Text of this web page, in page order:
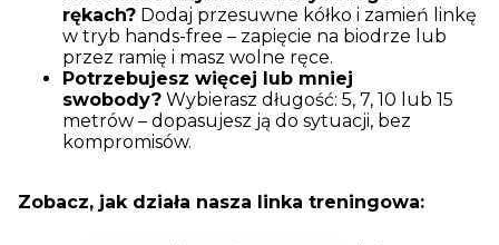
rękach? Dodaj przesuwne kółko i zamień linkę
w tryb hands-free – zapięcie na biodrze lub
przez ramię i masz wolne ręce.
Potrzebujesz więcej lub mniej
swobody? Wybierasz długość: 5, 7, 10 lub 15
metrów – dopasujesz ją do sytuacji, bez
kompromisów.
Zobacz, jak działa nasza linka treningowa: